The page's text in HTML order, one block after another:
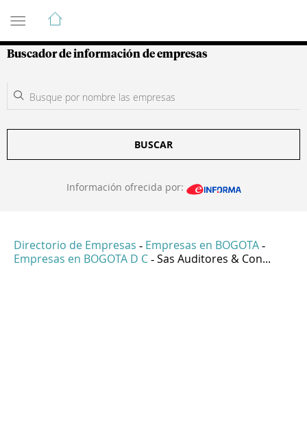
Guía de Empresas Colombianas
Buscador de información de empresas
BUSCAR
Información ofrecida por:
Directorio de Empresas - Empresas en BOGOTA -
Empresas en BOGOTA D C - Sas Auditores & Con...